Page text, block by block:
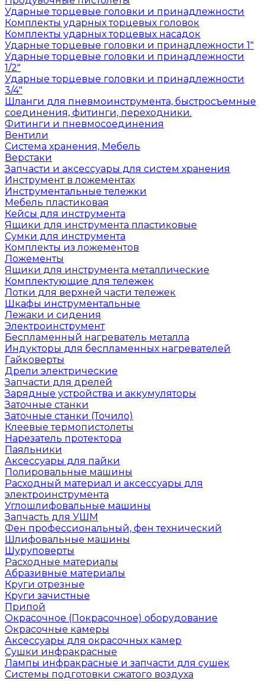
Ударные торцевые головки и принадлежности
Комплекты ударных торцевых головок
Комплекты ударных торцевых насадок
Ударные торцевые головки и принадлежности 1"
Ударные торцевые головки и принадлежности
1/2"
Ударные торцевые головки и принадлежности
3/4"
Шланги для пневмоинструмента, быстросъемные
соединения, фитинги, переходники.
Фитинги и пневмосоединения
Вентили
Система хранения, Мебель
Верстаки
Запчасти и аксессуары для систем хранения
Инструмент в ложементах
Инструментальные тележки
Мебель пластиковая
Кейсы для инструмента
Ящики для инструмента пластиковые
Сумки для инструмента
Комплекты из ложементов
Ложементы
Ящики для инструмента металлические
Комплектующие для тележек
Лотки для верхней части тележек
Шкафы инструментальные
Лежаки и сидения
Электроинструмент
Беспламенный нагреватель металла
Индукторы для беспламенных нагревателей
Гайковерты
Дрели электрические
Запчасти для дрелей
Зарядные устройства и аккумуляторы
Заточные станки
Заточные станки (Точило)
Клеевые термопистолеты
Нарезатель протектора
Паяльники
Аксессуары для пайки
Полировальные машины
Расходный материал и аксессуары для
электроинструмента
Углошлифовальные машины
Запчасть для УШМ
Фен профессиональный, фен технический
Шлифовальные машины
Шуруповерты
Расходные материалы
Абразивные материалы
Круги отрезные
Круги зачистные
Припой
Окрасочное (Покрасочное) оборудование
Окрасочные камеры
Аксессуары для окрасочных камер
Сушки инфракрасные
Лампы инфракрасные и запчасти для сушек
Системы подготовки сжатого воздуха